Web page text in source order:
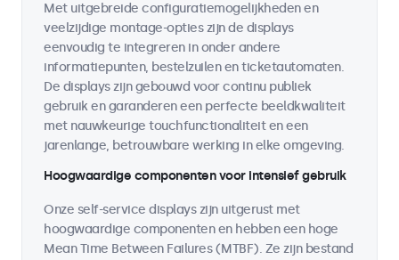
Met uitgebreide configuratiemogelijkheden en
veelzijdige montage-opties zijn de displays
eenvoudig te integreren in onder andere
informatiepunten, bestelzuilen en ticketautomaten.
De displays zijn gebouwd voor continu publiek
gebruik en garanderen een perfecte beeldkwaliteit
met nauwkeurige touchfunctionaliteit en een
jarenlange, betrouwbare werking in elke omgeving.
Hoogwaardige componenten voor intensief gebruik
Onze self-service displays zijn uitgerust met
hoogwaardige componenten en hebben een hoge
Mean Time Between Failures (MTBF). Ze zijn bestand